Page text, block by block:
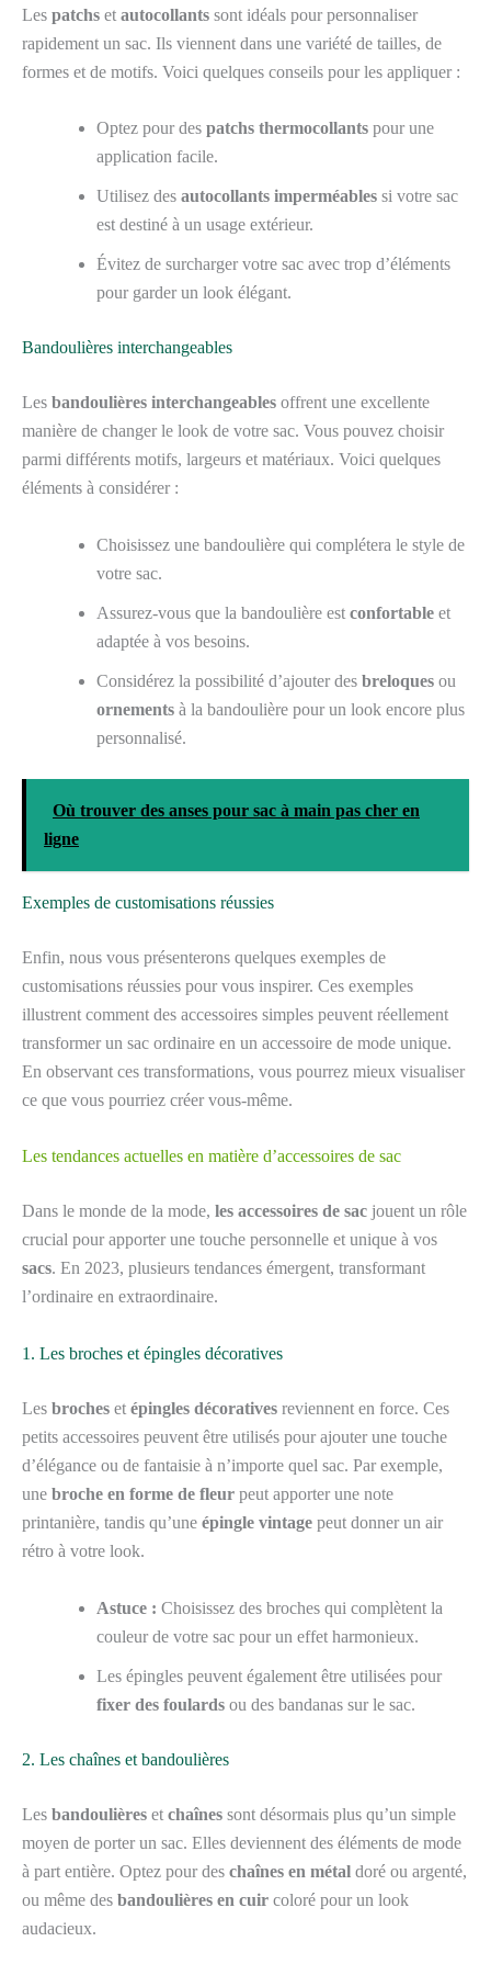
Les patchs et autocollants sont idéals pour personnaliser
rapidement un sac. Ils viennent dans une variété de tailles, de
formes et de motifs. Voici quelques conseils pour les appliquer :
Optez pour des patchs thermocollants pour une
application facile.
Utilisez des autocollants imperméables si votre sac
est destiné à un usage extérieur.
Évitez de surcharger votre sac avec trop d’éléments
pour garder un look élégant.
Bandoulières interchangeables
Les bandoulières interchangeables offrent une excellente
manière de changer le look de votre sac. Vous pouvez choisir
parmi différents motifs, largeurs et matériaux. Voici quelques
éléments à considérer :
Choisissez une bandoulière qui complétera le style de
votre sac.
Assurez-vous que la bandoulière est confortable et
adaptée à vos besoins.
Considérez la possibilité d’ajouter des breloques ou
ornements à la bandoulière pour un look encore plus
personnalisé.
Où trouver des anses pour sac à main pas cher en
ligne
Exemples de customisations réussies
Enfin, nous vous présenterons quelques exemples de
customisations réussies pour vous inspirer. Ces exemples
illustrent comment des accessoires simples peuvent réellement
transformer un sac ordinaire en un accessoire de mode unique.
En observant ces transformations, vous pourrez mieux visualiser
ce que vous pourriez créer vous-même.
Les tendances actuelles en matière d’accessoires de sac
Dans le monde de la mode, les accessoires de sac jouent un rôle
crucial pour apporter une touche personnelle et unique à vos
sacs. En 2023, plusieurs tendances émergent, transformant
l’ordinaire en extraordinaire.
1. Les broches et épingles décoratives
Les broches et épingles décoratives reviennent en force. Ces
petits accessoires peuvent être utilisés pour ajouter une touche
d’élégance ou de fantaisie à n’importe quel sac. Par exemple,
une broche en forme de fleur peut apporter une note
printanière, tandis qu’une épingle vintage peut donner un air
rétro à votre look.
Astuce : Choisissez des broches qui complètent la
couleur de votre sac pour un effet harmonieux.
Les épingles peuvent également être utilisées pour
fixer des foulards ou des bandanas sur le sac.
2. Les chaînes et bandoulières
Les bandoulières et chaînes sont désormais plus qu’un simple
moyen de porter un sac. Elles deviennent des éléments de mode
à part entière. Optez pour des chaînes en métal doré ou argenté,
ou même des bandoulières en cuir coloré pour un look
audacieux.